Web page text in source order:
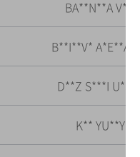
BA**N**A V*RA
B**I**V*
D**Z S***I
K** YU**Y*